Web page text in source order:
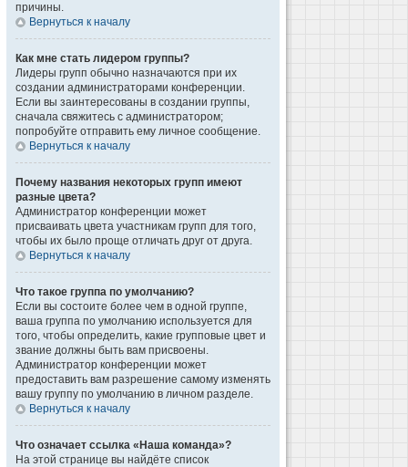
причины.
Вернуться к началу
Как мне стать лидером группы?
Лидеры групп обычно назначаются при их
создании администраторами конференции.
Если вы заинтересованы в создании группы,
сначала свяжитесь с администратором;
попробуйте отправить ему личное сообщение.
Вернуться к началу
Почему названия некоторых групп имеют
разные цвета?
Администратор конференции может
присваивать цвета участникам групп для того,
чтобы их было проще отличать друг от друга.
Вернуться к началу
Что такое группа по умолчанию?
Если вы состоите более чем в одной группе,
ваша группа по умолчанию используется для
того, чтобы определить, какие групповые цвет и
звание должны быть вам присвоены.
Администратор конференции может
предоставить вам разрешение самому изменять
вашу группу по умолчанию в личном разделе.
Вернуться к началу
Что означает ссылка «Наша команда»?
На этой странице вы найдёте список